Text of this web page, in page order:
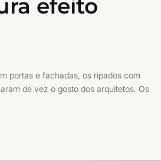
efeito
portas e fachadas, os ripados com
de vez o gosto dos arquitetos. Os